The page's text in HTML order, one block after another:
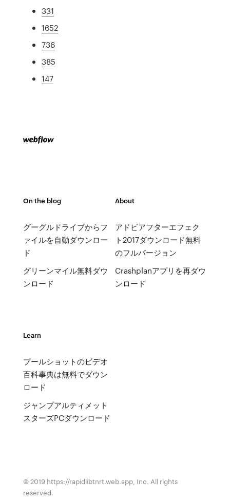
331
1652
736
385
147
On the blog
グーグルドライブからフ
ァイルを自動ダウンロー
ド
グリーンマイル無料ダウ
ンロード
About
アドビアフターエフェク
ト2017ダウンロード無料
のフルバージョン
Crashplanアプリを再ダウ
ンロード
Learn
プールショットのビデオ
百科事典は無料でダウン
ロード
ジャンプアルティメット
スターズPCダウンロード
© 2019 https://rapidlibtnrt.web.app, Inc. All rights
reserved.